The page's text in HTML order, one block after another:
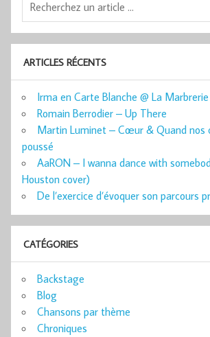
ARTICLES RÉCENTS
Irma en Carte Blanche @ La Marbrerie
Romain Berrodier – Up There
Martin Luminet – Cœur & Quand nos
poussé
AaRON – I wanna dance with
Houston cover)
De l’exercice d’évoquer son parcours
CATÉGORIES
Backstage
Blog
Chansons par thème
Chroniques